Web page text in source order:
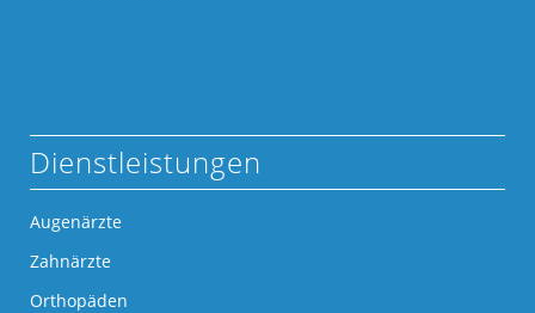
Dienstleistungen
Augenärzte
Zahnärzte
Orthopäden